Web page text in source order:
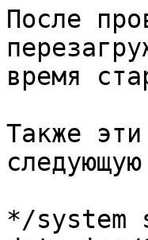
После
время
Также
*/system